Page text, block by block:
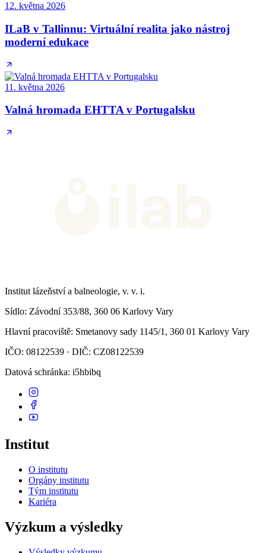
12. května 2026
ILaB v Tallinnu: Virtuální realita jako nástroj
moderní edukace
11. května 2026
Valná hromada EHTTA v Portugalsku
Institut lázeňství a balneologie, v. v. i.
Sídlo: Závodní 353/88, 360 06 Karlovy Vary
Hlavní pracoviště: Smetanovy sady 1145/1, 360 01 Karlovy Vary
IČO: 08122539 · DIČ: CZ08122539
Datová schránka: i5hbibq
Institut
O institutu
Orgány institutu
Tým institutu
Kariéra
Výzkum a výsledky